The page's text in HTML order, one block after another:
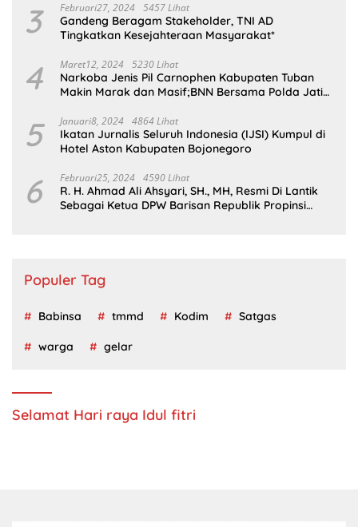
3 Februari27, 2024 5457 Lihat
Gandeng Beragam Stakeholder, TNI AD
Tingkatkan Kesejahteraan Masyarakat*
4 Maret12, 2024 5230 Lihat
Narkoba Jenis Pil Carnophen Kabupaten Tuban
Makin Marak dan Masif;BNN Bersama Polda Jatim
5 Januari8, 2024 4864 Lihat
Ikatan Jurnalis Seluruh Indonesia (IJSI) Kumpul di
Hotel Aston Kabupaten Bojonegoro
6 Februari25, 2024 4590 Lihat
R. H. Ahmad Ali Ahsyari, SH., MH, Resmi Di Lantik
Sebagai Ketua DPW Barisan Republik Propinsi
Populer Tag
Babinsa tmmd Kodim Satgas
warga gelar
Selamat Hari raya Idul fitri